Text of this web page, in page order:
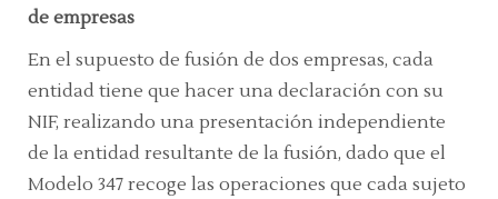
de empresas
En el supuesto de fusión de dos empresas, cada
entidad tiene que hacer una declaración con su
NIF, realizando una presentación independiente
de la entidad resultante de la fusión, dado que el
Modelo 347 recoge las operaciones que cada sujeto